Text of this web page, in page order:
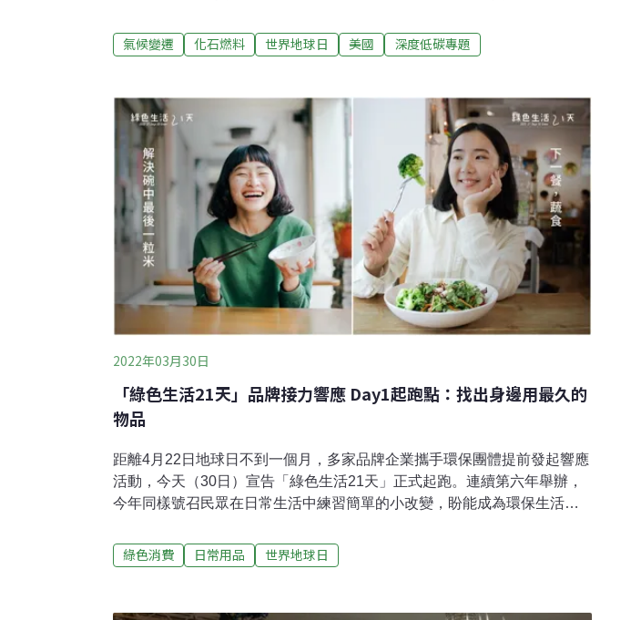
入俄羅斯石油與天然氣；在美國華府，有氣候行動者自焚身亡。青年氣候
倡議者童貝里（Greta Thunberg）在推特表示，世界地球日從來就不是快
時也以最快的速度在摧毀地球。」呼應地球日主題 環團籲企業與政府停止
投資化石燃料今年地球日主題為「投資我們的星球」，聚焦於鼓勵各國政
府和個人，轉向投資綠色技術與產業。《獨立報》報導，環保團體「反抗
滅絕」（Extinction Rebellion）在資產管理公司先鋒集團（Vanguard）倫
敦分公司外，聚集數名戴上面具的倡議者，燃放滾滾
氣候變遷 化石燃料 世界地球日 美國 深度低碳專題
2022年03月30日
「綠色生活21天」品牌接力響應 Day1起跑點：找出身邊用最久的
物品
距離4月22日地球日不到一個月，多家品牌企業攜手環保團體提前發起響應
活動，今天（30日）宣告「綠色生活21天」正式起跑。連續第六年舉辦，
今年同樣號召民眾在日常生活中練習簡單的小改變，盼能成為環保生活的
參與當日挑戰，就有機會獲得品牌專屬的愛地球贈禮。第一天的綠行動由
台灣純淨保養品牌綠藤生機擔綱，號召網友「找出身邊用最久的物品」，
遊、餐飲 21個品牌送出「一輩子」的禮物民間響應2022年地球日行動，今
綠色消費 日常用品 世界地球日